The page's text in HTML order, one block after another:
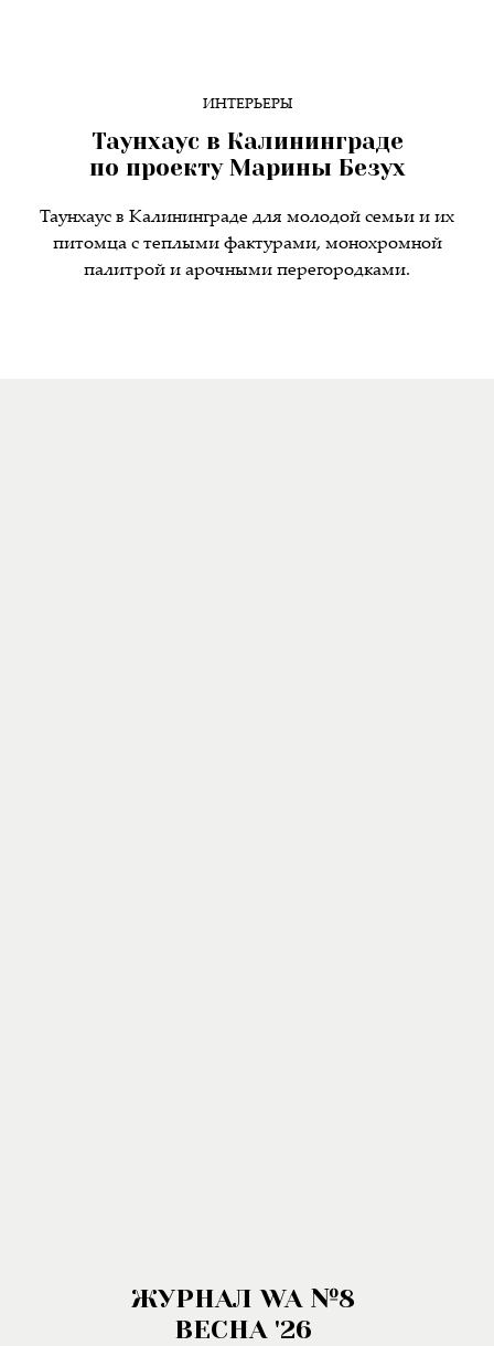
ИНТЕРЬЕРЫ
Таунхаус в Калининграде
по проекту Марины Безух
Таунхаус в Калининграде для молодой семьи и их
питомца с теплыми фактурами, монохромной
палитрой и арочными перегородками.
ЖУРНАЛ WA №8
ВЕСНА '26